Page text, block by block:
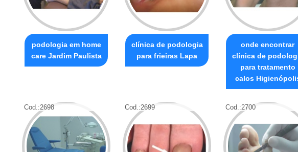
podologia em home
care Jardim Paulista
clínica de podologia
para frieiras Lapa
onde encontrar
clínica de
para tratamento
calos
Cod.:2698 Cod.:2699 Cod.:2700